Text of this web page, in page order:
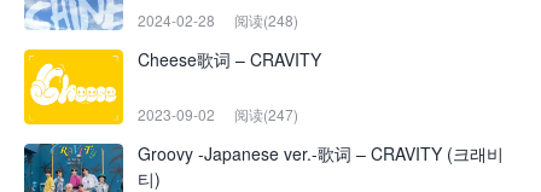
2024-02-28 阅读(248)
Cheese歌词 – CRAVITY
2023-09-02 阅读(247)
Groovy -Japanese ver.-歌词 – CRAVITY (크래비
티)